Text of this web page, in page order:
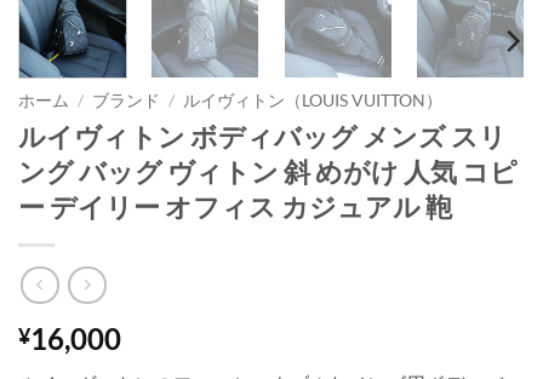
ホーム / ブランド / ルイヴィトン（LOUIS VUITTON）
ルイヴィトン ボディバッグ メンズ スリ
ング バッグ ヴィトン 斜 めがけ 人気 コピ
ー デイリー オフィス カジュアル 鞄
¥16,000